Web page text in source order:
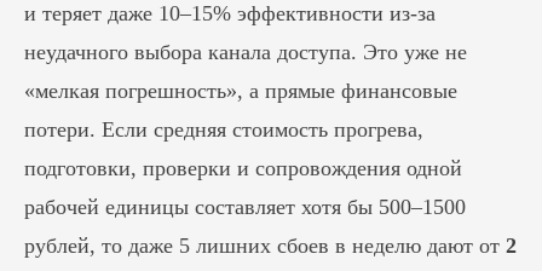
и теряет даже 10–15% эффективности из-за
неудачного выбора канала доступа. Это уже не
«мелкая погрешность», а прямые финансовые
потери. Если средняя стоимость прогрева,
подготовки, проверки и сопровождения одной
рабочей единицы составляет хотя бы 500–1500
рублей, то даже 5 лишних сбоев в неделю дают от 2